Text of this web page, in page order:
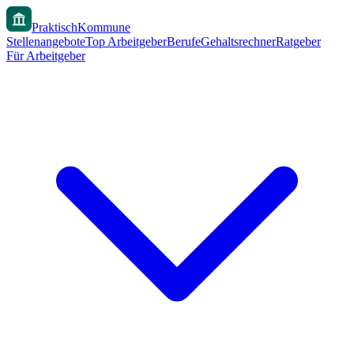
PraktischKommune
StellenangeboteTop ArbeitgeberBerufeGehaltsrechnerRatgeber
Für Arbeitgeber